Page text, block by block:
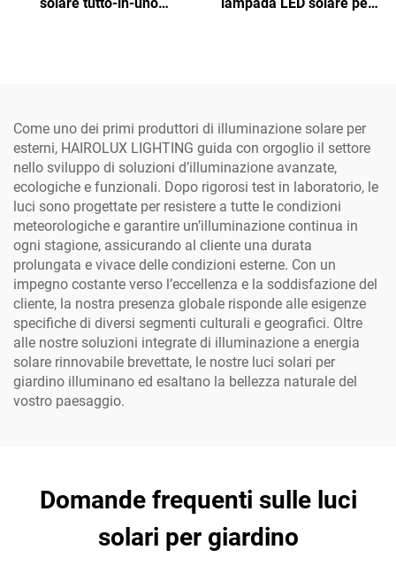
Come uno dei primi produttori di illuminazione solare per
esterni, HAIROLUX LIGHTING guida con orgoglio il settore
nello sviluppo di soluzioni d’illuminazione avanzate,
ecologiche e funzionali. Dopo rigorosi test in laboratorio, le
luci sono progettate per resistere a tutte le condizioni
meteorologiche e garantire un’illuminazione continua in
ogni stagione, assicurando al cliente una durata
prolungata e vivace delle condizioni esterne. Con un
impegno costante verso l’eccellenza e la soddisfazione del
cliente, la nostra presenza globale risponde alle esigenze
specifiche di diversi segmenti culturali e geografici. Oltre
alle nostre soluzioni integrate di illuminazione a energia
solare rinnovabile brevettate, le nostre luci solari per
giardino illuminano ed esaltano la bellezza naturale del
vostro paesaggio.
Domande frequenti sulle luci
solari per giardino